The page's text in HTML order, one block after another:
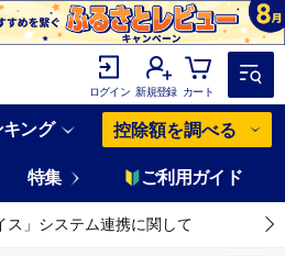
ログイン 新規登録 カート
キング 控除額を調べる
特集 ご利用ガイド
ス」システム連携に関して